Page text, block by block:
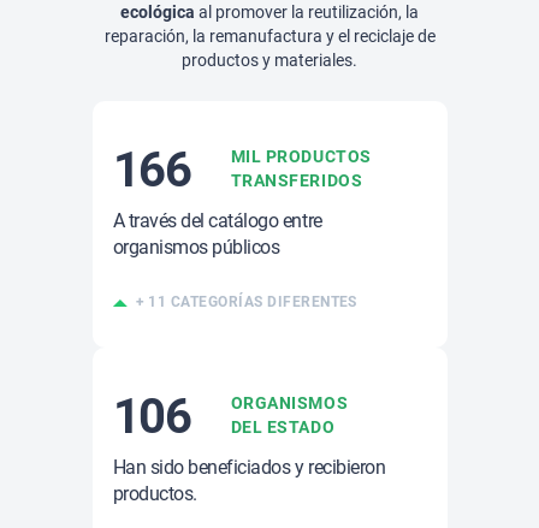
ecológica al promover la reutilización, la
reparación, la remanufactura y el reciclaje de
productos y materiales.
166
MIL PRODUCTOS
TRANSFERIDOS
A través del catálogo entre
organismos públicos
+ 11 CATEGORÍAS DIFERENTES
106
ORGANISMOS
DEL ESTADO
Han sido beneficiados y recibieron
productos.